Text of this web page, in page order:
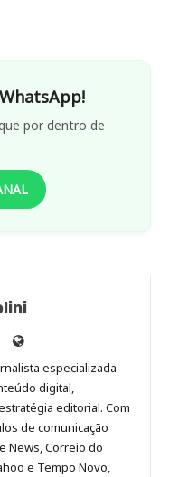
por dentro de
Site
de
Anny
Malagolini
especializada
digital,
editorial. Com
de comunicação
News, Correio do
e Tempo Novo,